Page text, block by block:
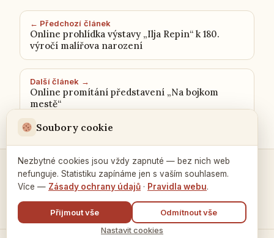
← Předchozí článek
Online prohlídka výstavy „Ilja Repin“ k 180.
výročí malířova narození
Další článek →
Online promítání představení „Na bojkom
mestě“
Kontakty a spojení →
Soubory cookie
Nezbytné cookies jsou vždy zapnuté — bez nich web
nefunguje. Statistiku zapínáme jen s vaším souhlasem.
Více — Zásady ochrany údajů · Pravidla webu.
Přijmout vše
Odmítnout vše
Nastavit cookies